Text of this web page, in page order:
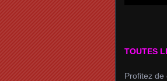
TOUTES
Profitez